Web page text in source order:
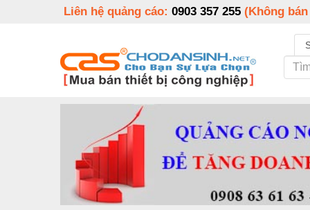
Liên hệ quảng cáo: 0903 357 255 (Không